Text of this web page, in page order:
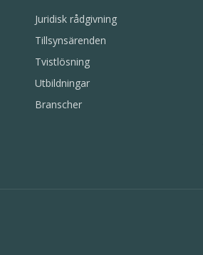
Juridisk rådgivning
Tillsynsärenden
Tvistlösning
Utbildningar
Branscher